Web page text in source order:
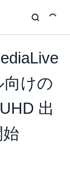
けの
出